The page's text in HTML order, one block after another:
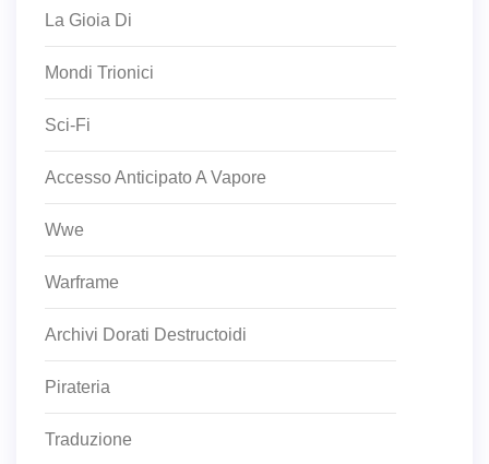
La Gioia Di
Mondi Trionici
Sci-Fi
Accesso Anticipato A Vapore
Wwe
Warframe
Archivi Dorati Destructoidi
Pirateria
Traduzione